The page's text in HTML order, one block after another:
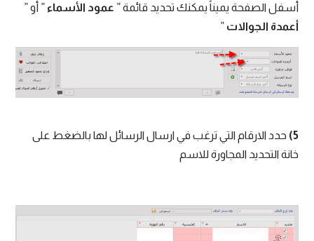
أسفل الصفحة يميناً يمكنك تحديد قائمة ” عمود الأسماء ” أو ”
أعمدة الجوالات ”
5) حدد الارقام التي ترغب في ارسال الرسائل لها بالضغط على
خانة التحديد المجاورة للاسم